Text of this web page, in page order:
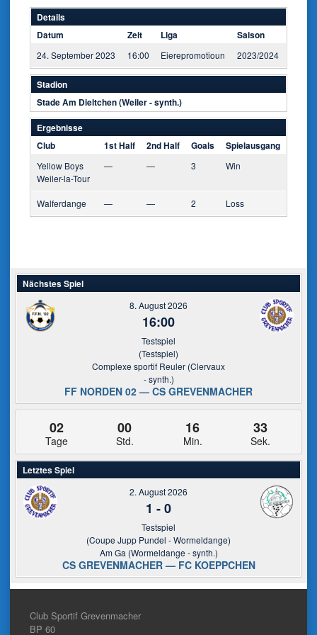
Details
Datum
Zeit Liga Saison
24. September 2023 16:00 Eierepromotioun 2023/2024
Stadion
Stade Am Dieltchen (Weiler - synth.)
Ergebnisse
Club
1st Half 2nd Half Goals Spielausgang
Yellow Boys
Weiler-la-Tour
— — 3 Win
Walferdange — — 2 Loss
Nächstes Spiel
8. August 2026
16:00
Testspiel
(Testspiel)
Complexe sportif Reuler (Clervaux
- synth.)
FF NORDEN 02 — CS GREVENMACHER
02
Tage
00
Std.
16
Min.
32
Sek.
Letztes Spiel
2. August 2026
1 -0
Testspiel
(Coupe Jupp Pundel - Wormeldange)
Am Ga (Wormeldange - synth.)
CS GREVENMACHER — FC KOEPPCHEN
Club Sportif Grevenmacher
BP 60